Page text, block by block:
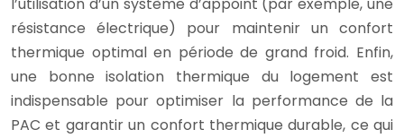
l’utilisation d’un système d’appoint (par exemple, une
résistance électrique) pour maintenir un confort
thermique optimal en période de grand froid. Enfin,
une bonne isolation thermique du logement est
indispensable pour optimiser la performance de la
PAC et garantir un confort thermique durable, ce qui